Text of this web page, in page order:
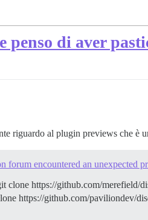
penso di aver
riguardo al plugin previews che è
forum encountered an unexpected
clone https://github.com/
https://github.com/paviliondev/